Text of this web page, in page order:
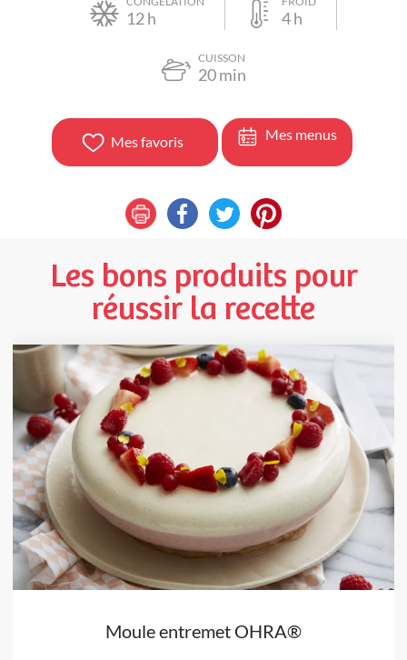
12h 4h
CUISSON
20min
Mes favoris Mes menus
Les bons produits pour
réussir la recette
Moule entremet OHRA®